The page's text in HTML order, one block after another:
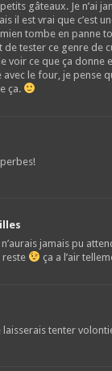
gâteaux. Je n’ai
il est vrai que c’est
tombe en panne
tester ce genre de
voir ce que ça donne
le four, je pense
ça.
n’aurais jamais pu
reste
ça a l’air
laisserais tenter